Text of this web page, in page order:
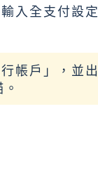
入全支付設定
帳戶」，並出